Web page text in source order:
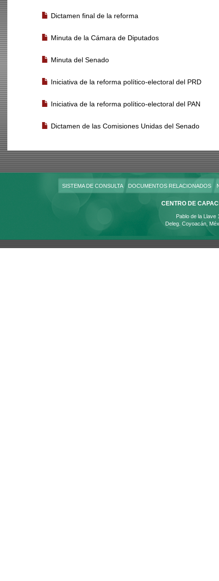
Dictamen final de la reforma
Minuta de la Cámara de Diputados
Minuta del Senado
Iniciativa de la reforma político-electoral del PRD
Iniciativa de la reforma político-electoral del PAN
Dictamen de las Comisiones Unidas del Senado
SISTEMA DE CONSULTA DOCUMENTOS RELACIONADOS
CENTRO DE
Pablo de la Llave
Deleg. Coyoacán,